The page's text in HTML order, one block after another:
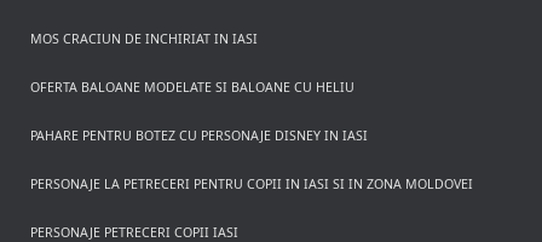
MOS CRACIUN DE INCHIRIAT IN IASI
OFERTA BALOANE MODELATE SI BALOANE CU HELIU
PAHARE PENTRU BOTEZ CU PERSONAJE DISNEY IN IASI
PERSONAJE LA PETRECERI PENTRU COPII IN IASI SI IN ZONA MOLDOVEI
PERSONAJE PETRECERI COPII IASI